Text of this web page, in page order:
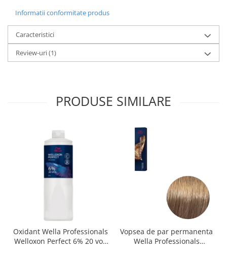
Informatii conformitate produs
Caracteristici
Review-uri(1)
PRODUSE SIMILARE
Oxidant Wella Professionals
Welloxon Perfect 6% 20 vol,
Vopsea de par permanenta
Wella Professionals